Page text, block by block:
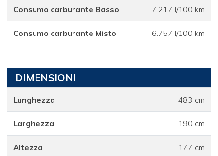
Consumo carburante Basso 7.217 l/100 km
Consumo carburante Misto 6.757 l/100 km
DIMENSIONI
Lunghezza 483 cm
Larghezza 190 cm
Altezza 177 cm